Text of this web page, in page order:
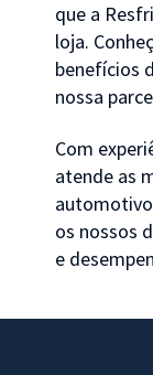
que a
loja.
benefícios
nossa
Com
atende as
os nossos
e